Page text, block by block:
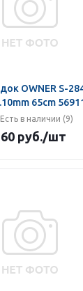
OWNER S-
65cm
Есть в наличии (9)
руб./шт